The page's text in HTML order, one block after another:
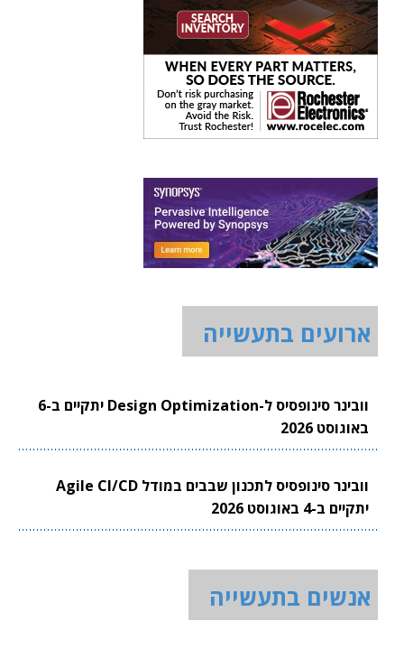
ארועים בתעשייה
וובינר סינופסיס ל-Design Optimization יתקיים ב-6
באוגוסט 2026
וובינר סינופסיס לתכנון שבבים במודל Agile CI/CD
יתקיים ב-4 באוגוסט 2026
אנשים בתעשייה